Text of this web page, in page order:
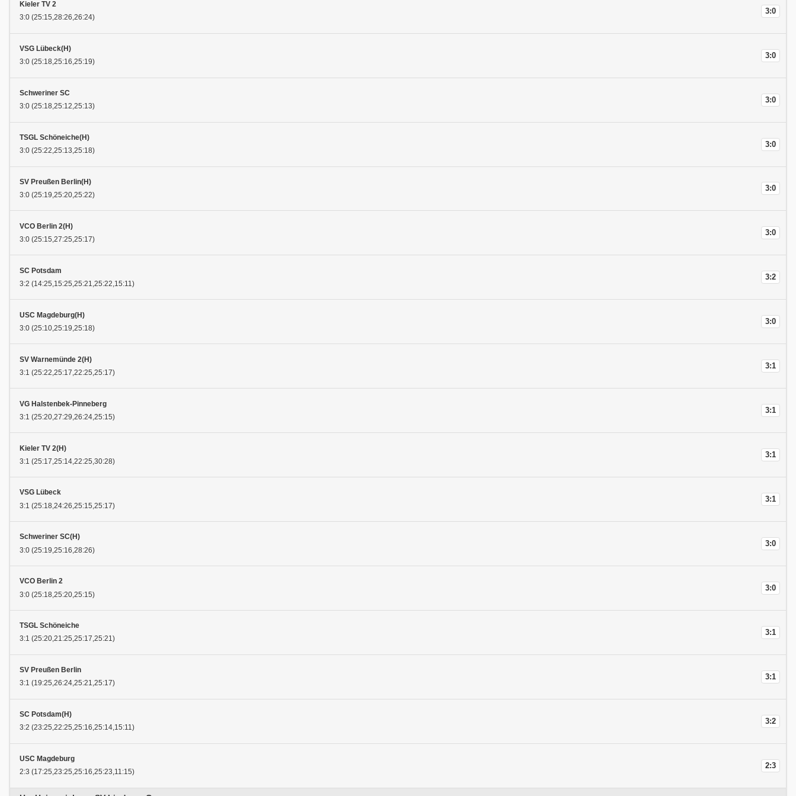
Kieler TV 2
3:0
3:0 (25:15,28:26,26:24)
VSG Lübeck(H)
3:0
3:0 (25:18,25:16,25:19)
Schweriner SC
3:0
3:0 (25:18,25:12,25:13)
TSGL Schöneiche(H)
3:0
3:0 (25:22,25:13,25:18)
SV Preußen Berlin(H)
3:0
3:0 (25:19,25:20,25:22)
VCO Berlin 2(H)
3:0
3:0 (25:15,27:25,25:17)
SC Potsdam
3:2
3:2 (14:25,15:25,25:21,25:22,15:11)
USC Magdeburg(H)
3:0
3:0 (25:10,25:19,25:18)
SV Warnemünde 2(H)
3:1
3:1 (25:22,25:17,22:25,25:17)
VG Halstenbek-Pinneberg
3:1
3:1 (25:20,27:29,26:24,25:15)
Kieler TV 2(H)
3:1
3:1 (25:17,25:14,22:25,30:28)
VSG Lübeck
3:1
3:1 (25:18,24:26,25:15,25:17)
Schweriner SC(H)
3:0
3:0 (25:19,25:16,28:26)
VCO Berlin 2
3:0
3:0 (25:18,25:20,25:15)
TSGL Schöneiche
3:1
3:1 (25:20,21:25,25:17,25:21)
SV Preußen Berlin
3:1
3:1 (19:25,26:24,25:21,25:17)
SC Potsdam(H)
3:2
3:2 (23:25,22:25,25:16,25:14,15:11)
USC Magdeburg
2:3
2:3 (17:25,23:25,25:16,25:23,11:15)